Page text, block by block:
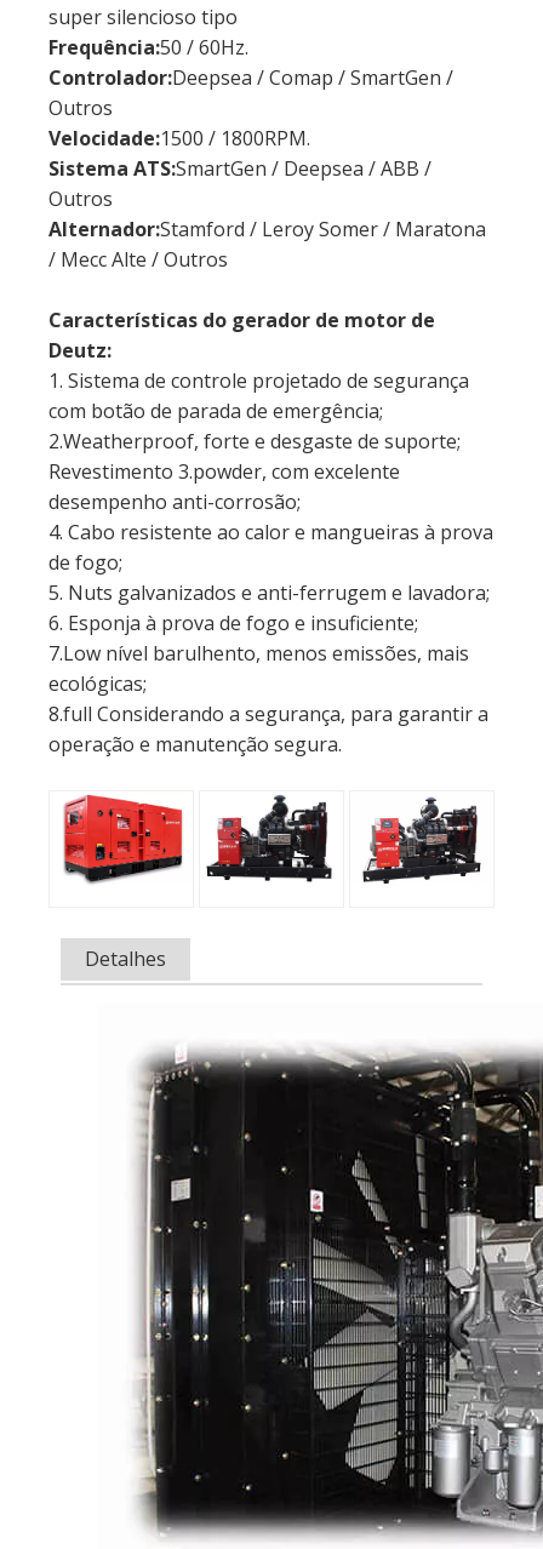
super silencioso tipo
Frequência:50 / 60Hz.
Controlador:Deepsea / Comap / SmartGen /
Outros
Velocidade:1500 / 1800RPM.
Sistema ATS:SmartGen / Deepsea / ABB /
Outros
Alternador:Stamford / Leroy Somer / Maratona
/ Mecc Alte / Outros
Características do gerador de motor de
Deutz:
1. Sistema de controle projetado de segurança
com botão de parada de emergência;
2.Weatherproof, forte e desgaste de suporte;
Revestimento 3.powder, com excelente
desempenho anti-corrosão;
4. Cabo resistente ao calor e mangueiras à prova
de fogo;
5. Nuts galvanizados e anti-ferrugem e lavadora;
6. Esponja à prova de fogo e insuficiente;
7.Low nível barulhento, menos emissões, mais
ecológicas;
8.full Considerando a segurança, para garantir a
operação e manutenção segura.
Detalhes